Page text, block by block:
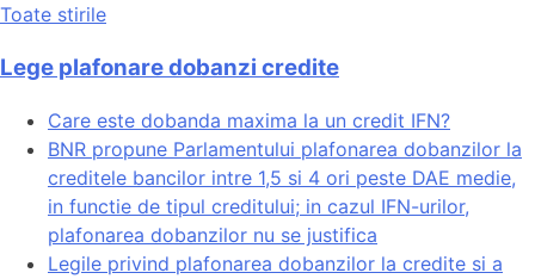
Toate stirile
Lege plafonare dobanzi credite
Care este dobanda maxima la un credit IFN?
BNR propune Parlamentului plafonarea dobanzilor la
creditele bancilor intre 1,5 si 4 ori peste DAE medie,
in functie de tipul creditului; in cazul IFN-urilor,
plafonarea dobanzilor nu se justifica
Legile privind plafonarea dobanzilor la credite si a